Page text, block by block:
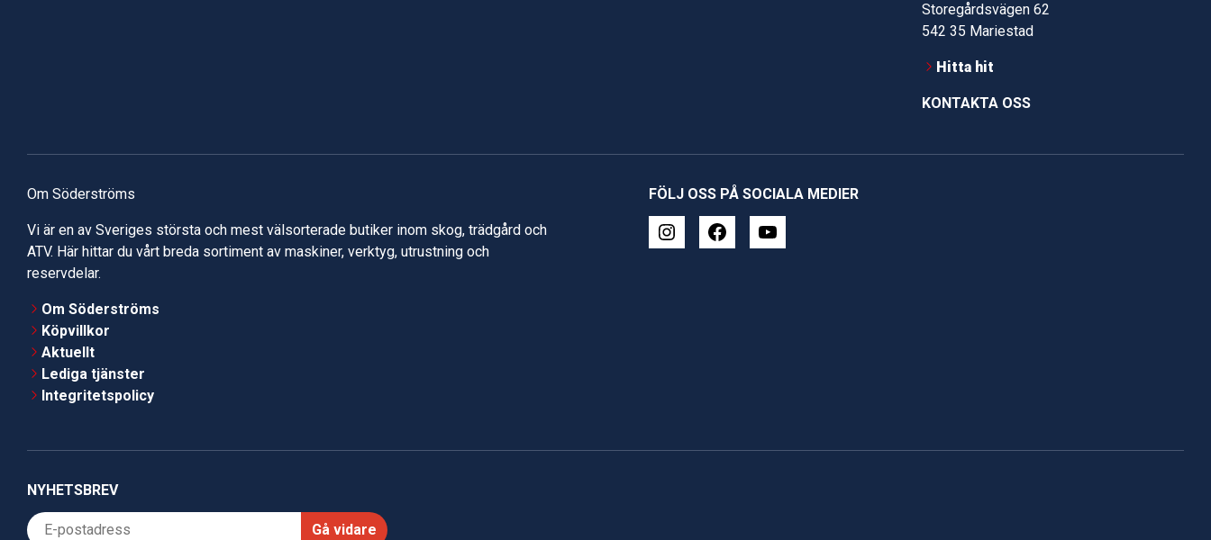
Storegårdsvägen 62
542 35 Mariestad
Hitta hit
KONTAKTA OSS
Om Söderströms
Vi är en av Sveriges största och mest välsorterade butiker inom skog, trädgård och
ATV. Här hittar du vårt breda sortiment av maskiner, verktyg, utrustning och
reservdelar.
Om Söderströms
Köpvillkor
Aktuellt
Lediga tjänster
Integritetspolicy
FÖLJ OSS PÅ SOCIALA MEDIER
NYHETSBREV
Gå vidare